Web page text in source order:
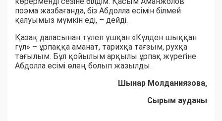
поэма жазбағанда, біз Абдолла есімін білмей
қалуымыз мүмкін еді, – дейді.
Қазақ даласынан түлеп ұшқан «Күлден шыққан
гүл» – ұрпаққа аманат, тарихқа тағзым, рухқа
тағылым. Бұл қойылым арқылы ұрпақ жүрегіне
Абдолла есімі өлең болып жазылды.
Шынар Молданиязова,
Сырым ауданы